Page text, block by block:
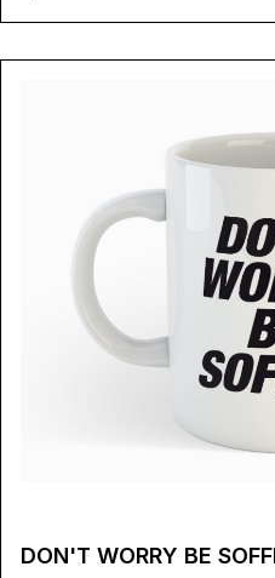
DON'T WORRY BE